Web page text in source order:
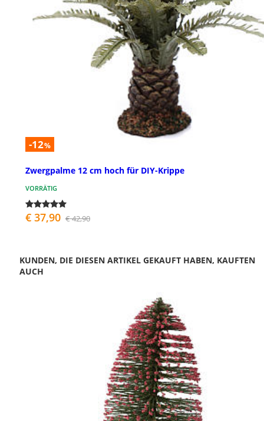
-12%
Zwergpalme 12 cm hoch für DIY-Krippe
VORRÄTIG
€ 37,90 € 42,90
KUNDEN, DIE DIESEN ARTIKEL GEKAUFT HABEN, KAUFTEN
AUCH